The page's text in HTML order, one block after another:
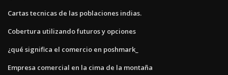
Cartas tecnicas de las poblaciones indias.
Cobertura utilizando futuros y opciones
¿qué significa el comercio en poshmark_
Empresa comercial en la cima de la montaña